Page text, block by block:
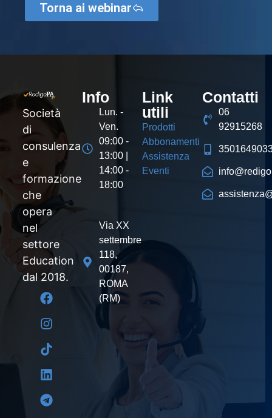
Torna ai webinar
Società
di
consulenza
e
formazione
che
opera
nel
settore
Education
dal 2018.
Info
Lun. -
Ven.
09:00 -
13:00 |
14:00 -
18:00
Via XX
settembre
118,
00187,
ROMA
(RM)
Link
utili
Prodotti
Abbonamenti
Assistenza
Eventi
Contatti
06
92915268